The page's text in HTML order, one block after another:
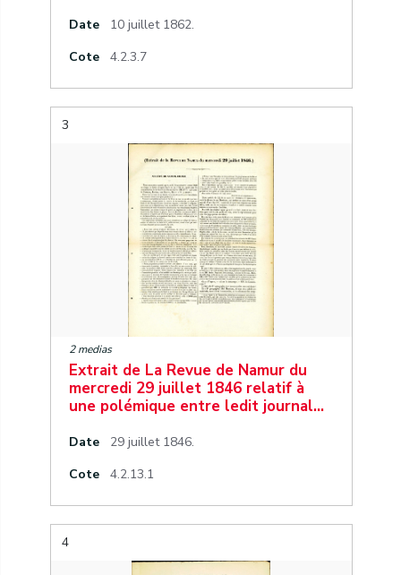
Date
10 juillet 1862.
Cote
4.2.3.7
3
2 medias
Extrait de La Revue de Namur du
mercredi 29 juillet 1846 relatif à
une polémique entre ledit journal…
Date
29 juillet 1846.
Cote
4.2.13.1
4